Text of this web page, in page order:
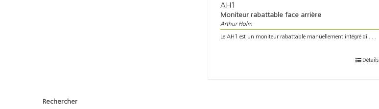
AH1
Moniteur rabattable face arrière
Arthur Holm
Le AH1 est un moniteur rabattable manuellement intégré di . . .
Détails
Rechercher